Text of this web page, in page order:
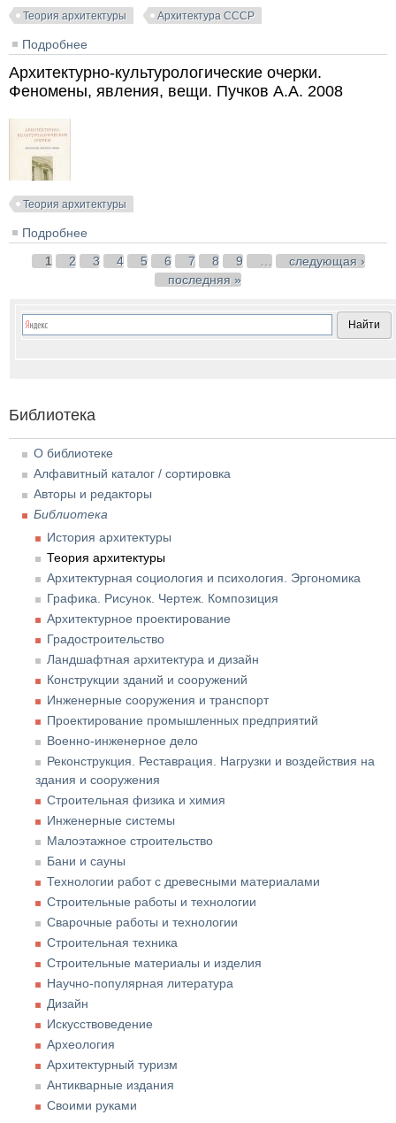
Теория архитектуры Архитектура СССР
Подробнее
Архитектурно-культурологические очерки.
Феномены, явления, вещи. Пучков А.А. 2008
Теория архитектуры
Подробнее
Феномены, явления, вещи. Пучков А.А. 2008
Страницы
1 2 3 4 5 6 7 8 9
следующая ›
последняя »
Библиотека
О библиотеке
Алфавитный каталог / сортировка
Авторы и редакторы
Библиотека
История архитектуры
Теория архитектуры
Архитектурная социология и психология. Эргономика
Графика. Рисунок. Чертеж. Композиция
Архитектурное проектирование
Градостроительство
Ландшафтная архитектура и дизайн
Конструкции зданий и сооружений
Инженерные сооружения и транспорт
Проектирование промышленных предприятий
Военно-инженерное дело
Реконструкция. Реставрация. Нагрузки и воздействия на
здания и сооружения
Строительная физика и химия
Инженерные системы
Малоэтажное строительство
Бани и сауны
Технологии работ с древесными материалами
Строительные работы и технологии
Сварочные работы и технологии
Строительная техника
Строительные материалы и изделия
Научно-популярная литература
Дизайн
Искусствоведение
Археология
Архитектурный туризм
Антикварные издания
Своими руками